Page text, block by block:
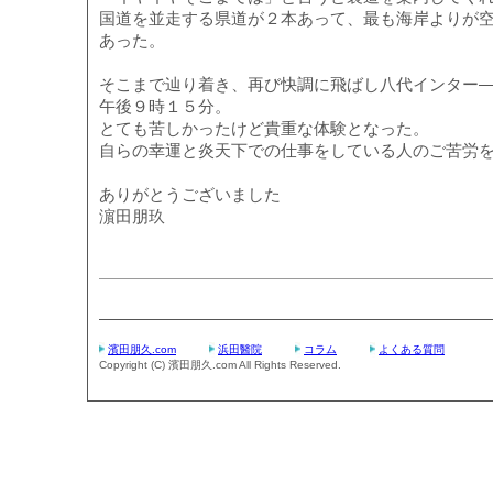
国道を並走する県道が２本あって、最も海岸よりが
あった。
そこまで辿り着き、再び快調に飛ばし八代インター
午後９時１５分。
とても苦しかったけど貴重な体験となった。
自らの幸運と炎天下での仕事をしている人のご苦労
ありがとうございました
濵田朋玖
濱田朋久.com 浜田醫院 コラム
よくある質問
Copyright (C) 濱田朋久.com All Rights Reserved.